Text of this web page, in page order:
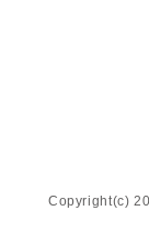
Copyright(c)